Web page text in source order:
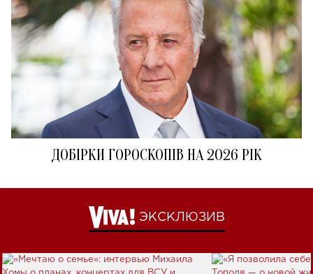
ДОБІРКИ ГОРОСКОПІВ НА 2026 РІК
ЭКСКЛЮЗИВ